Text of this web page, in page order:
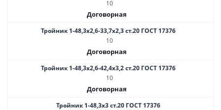
10
Договорная
Тройник 1-48,3х2,6-33,7х2,3 ст.20 ГОСТ 17376
10
Договорная
Тройник 1-48,3х2,6-42,4х3,2 ст.20 ГОСТ 17376
10
Договорная
Тройник 1-48,3х3 ст.20 ГОСТ 17376